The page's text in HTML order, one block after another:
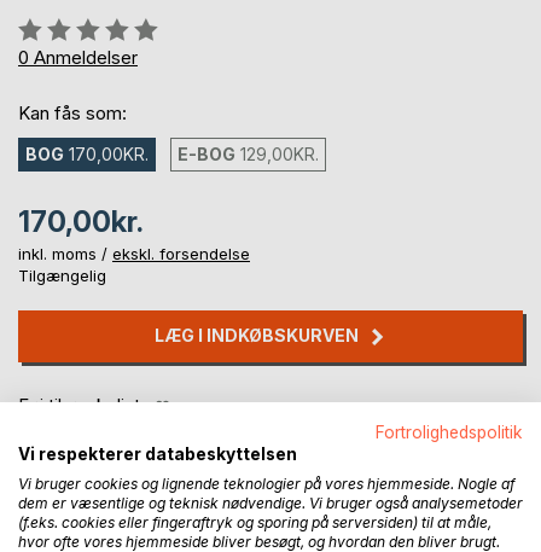
Anmeldelse::
0%
0 Anmeldelser
Kan fås som:
BOG 170,00KR. E-BOG 129,00KR.
170,00kr.
inkl. moms / ekskl. forsendelse
Tilgængelig
LÆG I INDKØBSKURVEN
Føj til ønskeliste
Fortrolighedspolitik
Vi respekterer databeskyttelsen
Vi bruger cookies og lignende teknologier på vores hjemmeside. Nogle af
dem er væsentlige og teknisk nødvendige. Vi bruger også analysemetoder
(f.eks. cookies eller fingeraftryk og sporing på serversiden) til at måle,
hvor ofte vores hjemmeside bliver besøgt, og hvordan den bliver brugt.